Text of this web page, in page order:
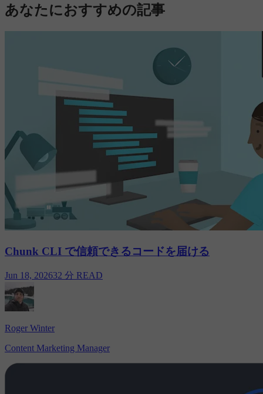
あなたにおすすめの記事
Chunk CLI で信頼できるコードを届ける
Jun 18, 202632 分 READ
Roger Winter
Content Marketing Manager